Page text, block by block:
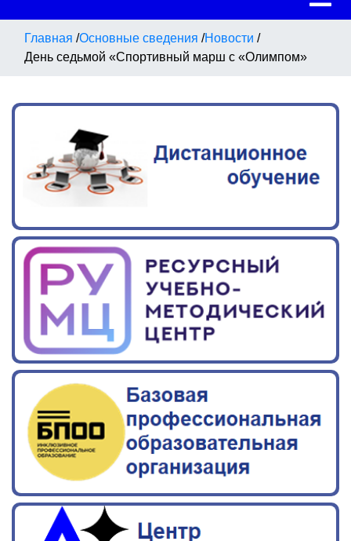
Главная /Основные сведения /Новости /
День седьмой «Спортивный марш с «Олимпом»